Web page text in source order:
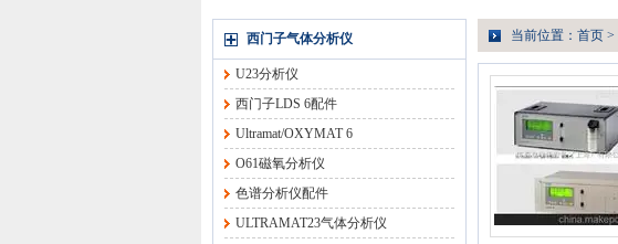
西门子气体分析仪
U23分析仪
西门子LDS 6配件
Ultramat/OXYMAT 6
O61磁氧分析仪
色谱分析仪配件
ULTRAMAT23气体分析仪
当前位置： 首页 >